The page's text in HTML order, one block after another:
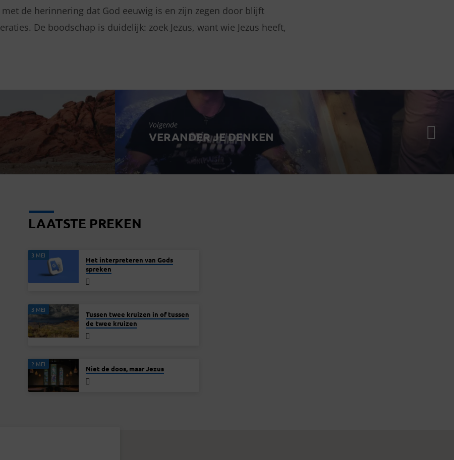
de herinnering dat God eeuwig is en zijn zegen door blijft
De boodschap is duidelijk: zoek Jezus, want wie Jezus heeft,
Volgende
VERANDER JE DENKEN
LAATSTE PREKEN
3 MEI
Het interpreteren van Gods
spreken
3 MEI
Tussen twee kruizen in of tussen
de twee kruizen
2 MEI
Niet de doos, maar Jezus